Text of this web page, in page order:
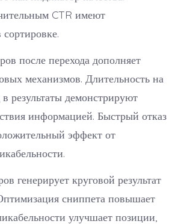
CTR имеют
после перехода дополняет
механизмов. Длительность на
результаты демонстрируют
информацией. Быстрый отказ
эффект от
генерирует круговой результат
сниппета повышает
улучшает позиции,